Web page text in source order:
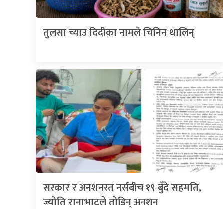
तुलसा च्याउ दिदीका नामले चिनिन थालिन्
सरकार र अनशनरत नर्सबीच १९ बुँदे सहमति,
ज्योति रानाभाटले तोडिन् अनशन